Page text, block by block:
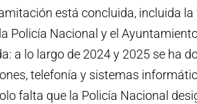
está concluida, incluida
Policía Nacional y el
a lo largo de 2024 y 2025 se ha
telefonía y sistemas
falta que la Policía Nacional